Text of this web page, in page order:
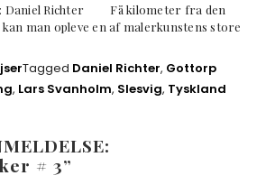
Daniel Richter Få kilometer fra den
man opleve en af malerkunstens store
Tagged Daniel Richter, Gottorp
, Lars Svanholm, Slesvig, Tyskland
# 3”